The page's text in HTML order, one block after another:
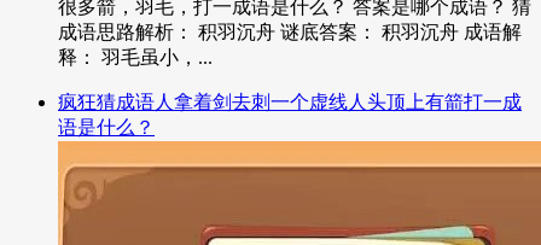
很多箭，羽毛，打一成语是什么？ 答案是哪个成语？ 猜
成语思路解析： 积羽沉舟 谜底答案： 积羽沉舟 成语解
释： 羽毛虽小，...
疯狂猜成语人拿着剑去刺一个虚线人头顶上有箭打一成
语是什么？